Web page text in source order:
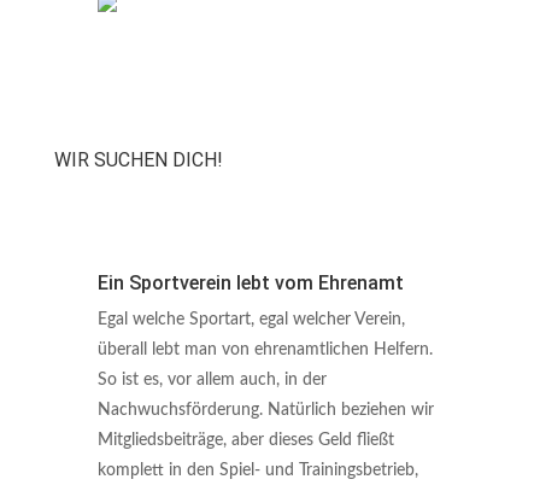
WIR SUCHEN DICH!
Ein Sportverein lebt vom Ehrenamt
Egal welche Sportart, egal welcher Verein,
überall lebt man von ehrenamtlichen Helfern.
So ist es, vor allem auch, in der
Nachwuchsförderung. Natürlich beziehen wir
Mitgliedsbeiträge, aber dieses Geld fließt
komplett in den Spiel- und Trainingsbetrieb,